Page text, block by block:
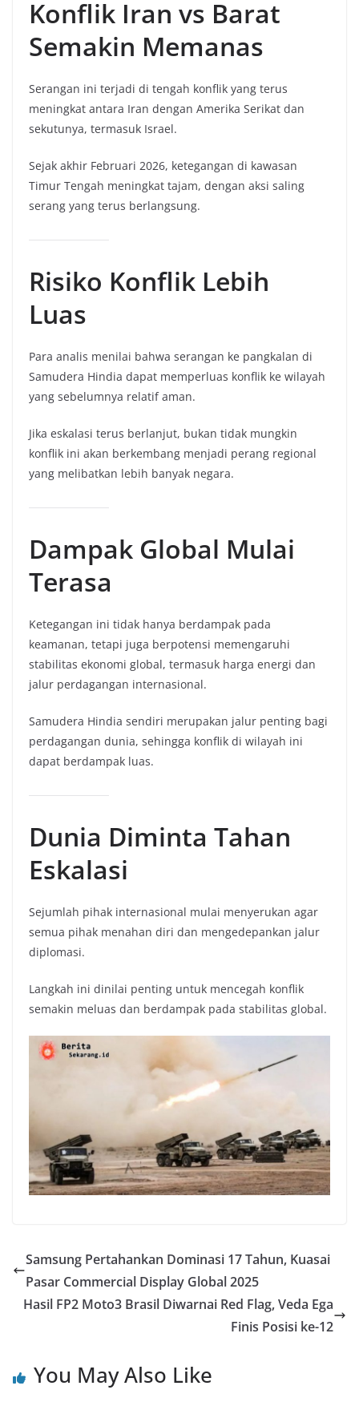
Konflik Iran vs Barat
Semakin Memanas
Serangan ini terjadi di tengah konflik yang terus
meningkat antara Iran dengan Amerika Serikat dan
sekutunya, termasuk Israel.
Sejak akhir Februari 2026, ketegangan di kawasan
Timur Tengah meningkat tajam, dengan aksi saling
serang yang terus berlangsung.
Risiko Konflik Lebih
Luas
Para analis menilai bahwa serangan ke pangkalan di
Samudera Hindia dapat memperluas konflik ke wilayah
yang sebelumnya relatif aman.
Jika eskalasi terus berlanjut, bukan tidak mungkin
konflik ini akan berkembang menjadi perang regional
yang melibatkan lebih banyak negara.
Dampak Global Mulai
Terasa
Ketegangan ini tidak hanya berdampak pada
keamanan, tetapi juga berpotensi memengaruhi
stabilitas ekonomi global, termasuk harga energi dan
jalur perdagangan internasional.
Samudera Hindia sendiri merupakan jalur penting bagi
perdagangan dunia, sehingga konflik di wilayah ini
dapat berdampak luas.
Dunia Diminta Tahan
Eskalasi
Sejumlah pihak internasional mulai menyerukan agar
semua pihak menahan diri dan mengedepankan jalur
diplomasi.
Langkah ini dinilai penting untuk mencegah konflik
semakin meluas dan berdampak pada stabilitas global.
Samsung Pertahankan Dominasi 17 Tahun, Kuasai
Pasar Commercial Display Global 2025
Hasil FP2 Moto3 Brasil Diwarnai Red Flag, Veda Ega
Finis Posisi ke-12
You May Also Like